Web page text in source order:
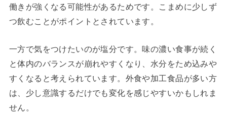
働きが強くなる可能性があるためです。こまめに少しず
つ飲むことがポイントとされています。
一方で気をつけたいのが塩分です。味の濃い食事が続く
と体内のバランスが崩れやすくなり、水分をため込みや
すくなると考えられています。外食や加工食品が多い方
は、少し意識するだけでも変化を感じやすいかもしれま
せん。